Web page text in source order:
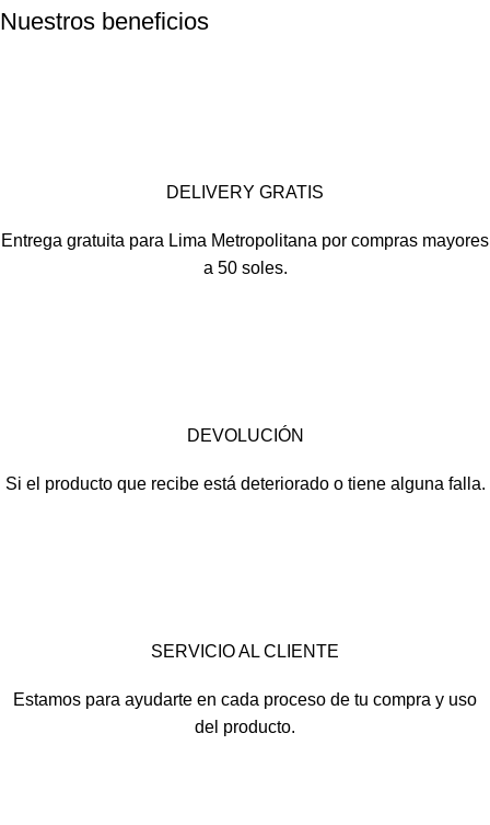
Nuestros beneficios
DELIVERY GRATIS
Entrega gratuita para Lima Metropolitana por compras mayores
a 50 soles.
DEVOLUCIÓN
Si el producto que recibe está deteriorado o tiene alguna falla.
SERVICIO AL CLIENTE
Estamos para ayudarte en cada proceso de tu compra y uso
del producto.